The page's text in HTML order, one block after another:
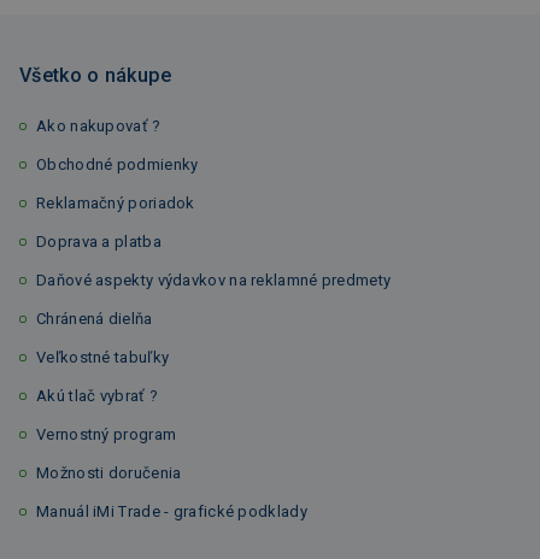
Všetko o nákupe
Ako nakupovať ?
Obchodné podmienky
Reklamačný poriadok
Doprava a platba
Daňové aspekty výdavkov na reklamné predmety
Chránená dielňa
Veľkostné tabuľky
Akú tlač vybrať ?
Vernostný program
Možnosti doručenia
Manuál iMi Trade - grafické podklady